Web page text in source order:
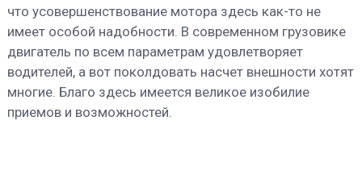
что усовершенствование мотора здесь как-то не
имеет особой надобности. В современном грузовике
двигатель по всем параметрам удовлетворяет
водителей, а вот поколдовать насчет внешности хотят
многие. Благо здесь имеется великое изобилие
приемов и возможностей.